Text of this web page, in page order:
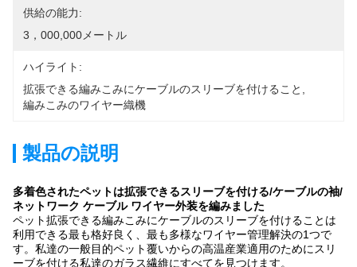
供給の能力:
3，000,000メートル
ハイライト:
拡張できる編みこみにケーブルのスリーブを付けること
編みこみのワイヤー織機
製品の説明
多着色されたペットは拡張できるスリーブを付ける/ケーブルの袖/
ネットワーク ケーブル ワイヤー外装を編みました
ペット拡張できる編みこみにケーブルのスリーブを付けることは
利用できる最も格好良く、最も多様なワイヤー管理解決の1つで
す。私達の一般目的ペット覆いからの高温産業適用のためにスリ
ーブを付ける私達のガラス繊維にすべてを見つけます。